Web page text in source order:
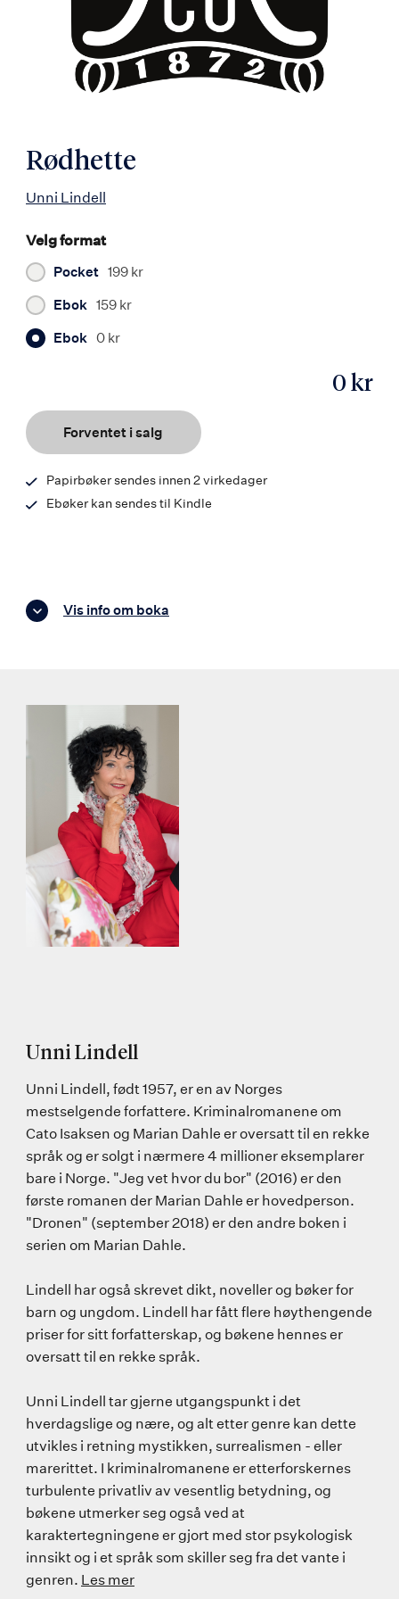
Rødhette
Unni Lindell
Velg format
Pocket 199 kr
Ebok 159 kr
Ebok 0 kr
Forventet i salg
0 kr
9788203355332
Papirbøker sendes innen 2 virkedager
Ebøker kan sendes til Kindle
Vis info om boka
Unni Lindell
Unni Lindell, født 1957, er en av Norges
mestselgende forfattere. Kriminalromanene om
Cato Isaksen og Marian Dahle er oversatt til en rekke
språk og er solgt i nærmere 4 millioner eksemplarer
bare i Norge. "Jeg vet hvor du bor" (2016) er den
første romanen der Marian Dahle er hovedperson.
"Dronen" (september 2018) er den andre boken i
serien om Marian Dahle.
Lindell har også skrevet dikt, noveller og bøker for
barn og ungdom. Lindell har fått flere høythengende
priser for sitt forfatterskap, og bøkene hennes er
oversatt til en rekke språk.
Unni Lindell tar gjerne utgangspunkt i det
hverdagslige og nære, og alt etter genre kan dette
utvikles i retning mystikken, surrealismen - eller
marerittet. I kriminalromanene er etterforskernes
turbulente privatliv av vesentlig betydning, og
bøkene utmerker seg også ved at
karaktertegningene er gjort med stor psykologisk
innsikt og i et språk som skiller seg fra det vante i
genren. Les mer